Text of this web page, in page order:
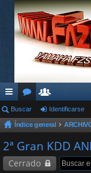
nl
ac
es
rá
or
os
su
ari
os
Buscar Identificarse
Índice general
2ª Gran KDD
Cerrado